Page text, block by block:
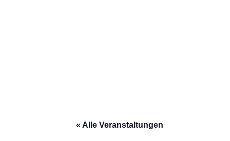
« Alle Veranstaltungen